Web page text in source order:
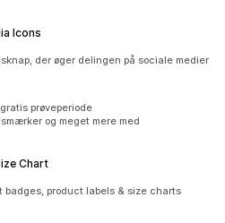
Icons
der øger delingen på sociale medier
prøveperiode
og meget mere med
Chart
badges, product labels & size charts